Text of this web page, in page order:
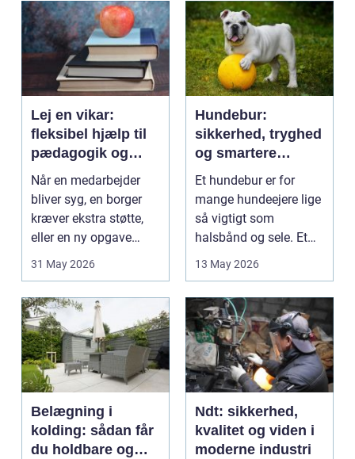
Lej en vikar:
fleksibel hjælp til
pædagogik og
sundhed
Når en medarbejder
bliver syg, en borger
kræver ekstra støtte,
eller en ny opgave
opstår fra dag til...
31 May 2026
Hundebur:
sikkerhed, tryghed
og smartere
hverdag med hund
Et hundebur er for
mange hundeejere lige
så vigtigt som
halsbånd og sele. Et
godt bur gi...
13 May 2026
Belægning i
kolding: sådan får
du holdbare og
Ndt: sikkerhed,
kvalitet og viden i
moderne industri